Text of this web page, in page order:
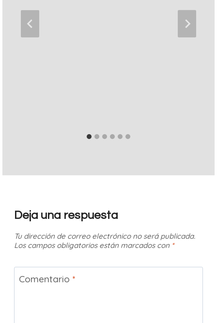
Deja una respuesta
Tu dirección de correo electrónico no será publicada.
Los campos obligatorios están marcados con *
Comentario *